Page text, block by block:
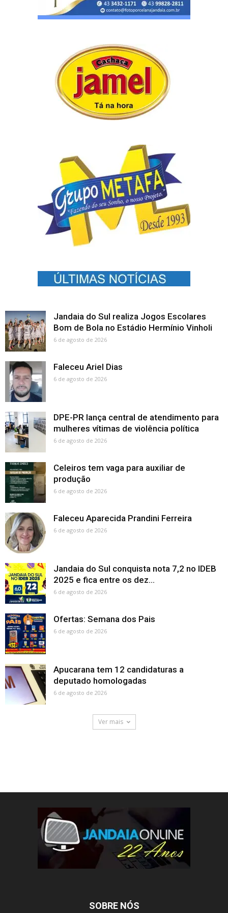
Jandaia do Sul realiza Jogos Escolares
Bom de Bola no Estádio Hermínio Vinholi
6 de agosto de 2026
Faleceu Ariel Dias
6 de agosto de 2026
DPE-PR lança central de atendimento para
mulheres vítimas de violência política
6 de agosto de 2026
Celeiros tem vaga para auxiliar de
produção
6 de agosto de 2026
Faleceu Aparecida Prandini Ferreira
6 de agosto de 2026
Jandaia do Sul conquista nota 7,2 no IDEB
2025 e fica entre os dez...
6 de agosto de 2026
Ofertas: Semana dos Pais
6 de agosto de 2026
Apucarana tem 12 candidaturas a
deputado homologadas
6 de agosto de 2026
Ver mais
SOBRE NÓS